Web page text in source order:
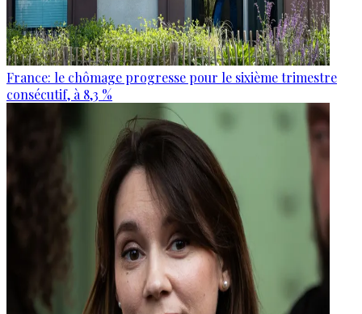
France: le chômage progresse pour le sixième trimestre
consécutif, à 8,3 %